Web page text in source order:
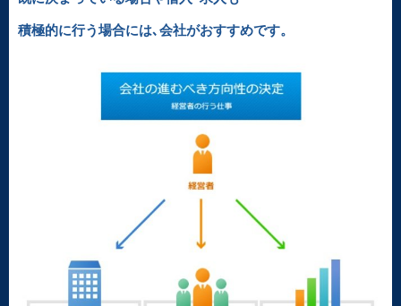
積極的に行う場合には､会社がおすすめです。